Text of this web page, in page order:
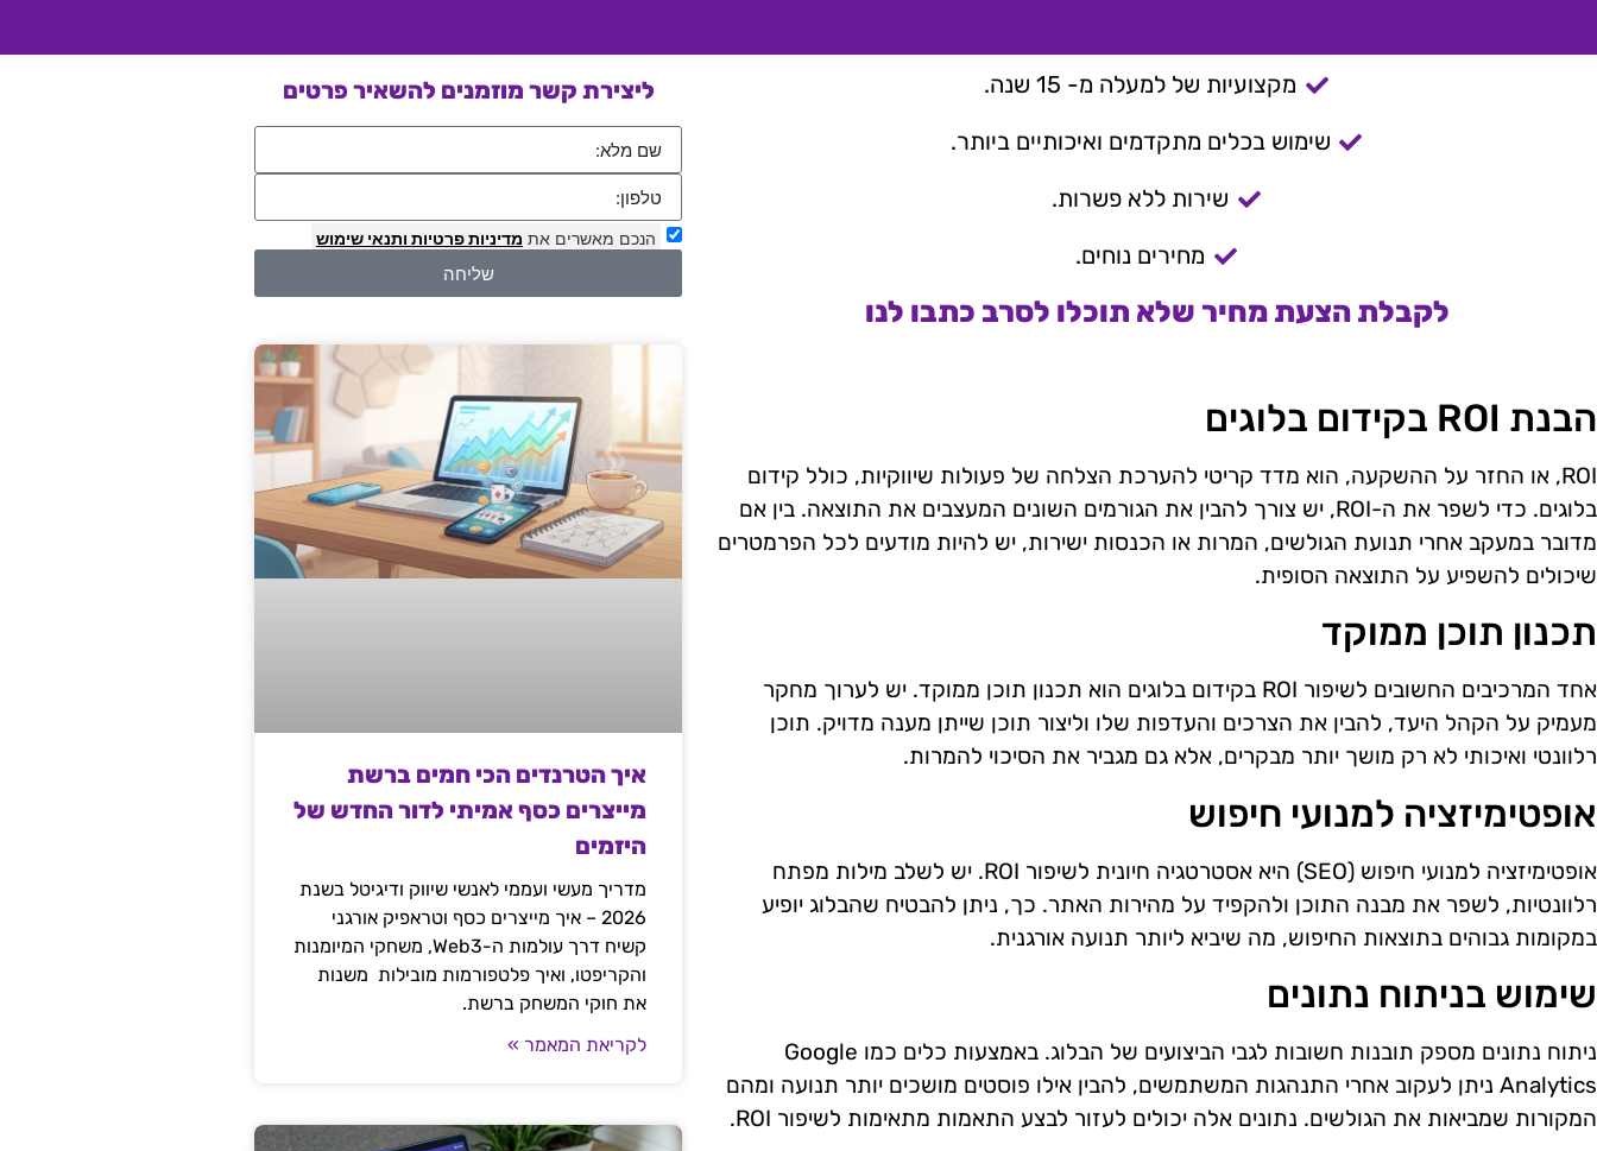
מקצועיות של למעלה מ- 15 שנה.
שימוש בכלים מתקדמים ואיכותיים ביותר.
שירות ללא פשרות.
מחירים נוחים.
לקבלת הצעת מחיר שלא תוכלו לסרב כתבו לנו
הבנת ROI בקידום בלוגים
ROI, או החזר על ההשקעה, הוא מדד קריטי להערכת הצלחה של פעולות שיווקיות, כולל קידום
בלוגים. כדי לשפר את ה-ROI, יש צורך להבין את הגורמים השונים המעצבים את התוצאה. בין אם
מדובר במעקב אחרי תנועת הגולשים, המרות או הכנסות ישירות, יש להיות מודעים לכל הפרמטרים
שיכולים להשפיע על התוצאה הסופית.
תכנון תוכן ממוקד
אחד המרכיבים החשובים לשיפור ROI בקידום בלוגים הוא תכנון תוכן ממוקד. יש לערוך מחקר
מעמיק על הקהל היעד, להבין את הצרכים והעדפות שלו וליצור תוכן שייתן מענה מדויק. תוכן
רלוונטי ואיכותי לא רק מושך יותר מבקרים, אלא גם מגביר את הסיכוי להמרות.
אופטימיזציה למנועי חיפוש
אופטימיזציה למנועי חיפוש (SEO) היא אסטרטגיה חיונית לשיפור ROI. יש לשלב מילות מפתח
רלוונטיות, לשפר את מבנה התוכן ולהקפיד על מהירות האתר. כך, ניתן להבטיח שהבלוג יופיע
במקומות גבוהים בתוצאות החיפוש, מה שיביא ליותר תנועה אורגנית.
שימוש בניתוח נתונים
ניתוח נתונים מספק תובנות חשובות לגבי הביצועים של הבלוג. באמצעות כלים כמו Google
Analytics ניתן לעקוב אחרי התנהגות המשתמשים, להבין אילו פוסטים מושכים יותר תנועה ומהם
המקורות שמביאות את הגולשים. נתונים אלה יכולים לעזור לבצע התאמות מתאימות לשיפור ROI.
ליצירת קשר מוזמנים להשאיר פרטים
הנכם מאשרים את מדיניות פרטיות ותנאי שימוש
שליחה
איך הטרנדים הכי חמים ברשת
מייצרים כסף אמיתי לדור החדש של
היזמים
מדריך מעשי ועממי לאנשי שיווק ודיגיטל בשנת
2026 – איך מייצרים כסף וטראפיק אורגני
קשיח דרך עולמות ה-Web3, משחקי המיומנות
והקריפטו, ואיך פלטפורמות מובילות משנות
את חוקי המשחק ברשת.
לקריאת המאמר »